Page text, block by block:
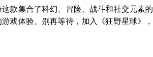
款集合了科幻、冒险、战斗和社交元素
戏体验。别再等待，加入《狂野星球》